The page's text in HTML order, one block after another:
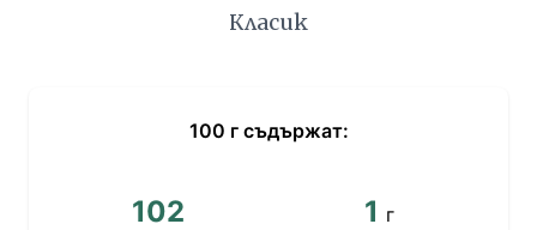
Класик
100 г съдържат:
102 1 г